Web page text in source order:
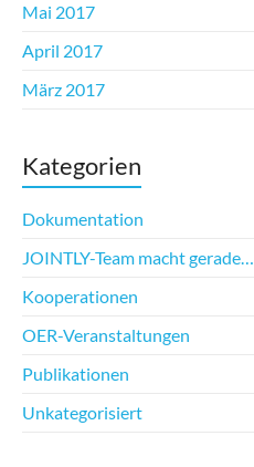
Mai 2017
April 2017
März 2017
Kategorien
Dokumentation
JOINTLY-Team macht gerade…
Kooperationen
OER-Veranstaltungen
Publikationen
Unkategorisiert